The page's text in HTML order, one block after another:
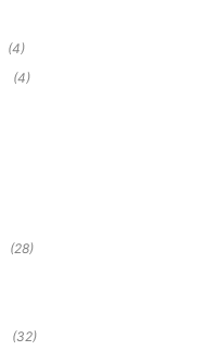
(4)
(4)
(28)
(32)